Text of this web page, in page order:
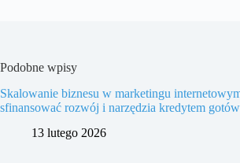
Podobne wpisy
Skalowanie biznesu w marketingu
sfinansować rozwój i narzędzia kredytem
13 lutego 2026